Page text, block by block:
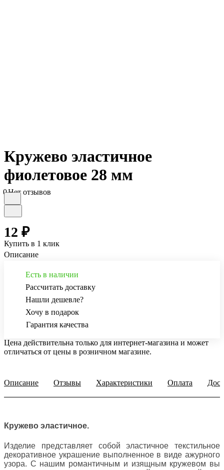
Кружево эластичное
фиолетовое 28 мм
0Нет отзывов
12 ₽
Купить в 1 клик
Описание
Есть в наличии
Рассчитать доставку
Нашли дешевле?
Хочу в подарок
Гарантия качества
Цена действительна только для интернет-магазина и может
отличаться от цены в розничном магазине.
Описание Отзывы Характеристики Оплата
Кружево эластичное.
Изделие представляет собой эластичное текстильное
декоративное украшение выполненное в виде ажурного
узора. С нашим романтичным и изящным кружевом вы